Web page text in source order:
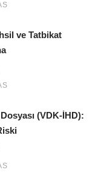
ve Tatbikat
(VDK-İHD):